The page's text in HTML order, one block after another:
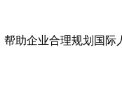
助企业合理规划国际